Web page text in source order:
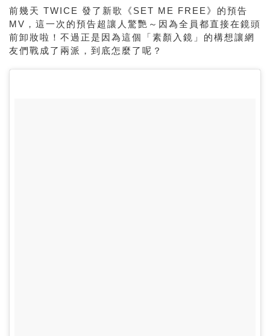
前幾天 TWICE 發了新歌《SET ME FREE》的預告
MV，這一次的預告超讓人驚艷～因為全員都直接在鏡頭
前卸妝啦！不過正是因為這個「素顏入鏡」的構想讓網
友們戰成了兩派，到底怎麼了呢？